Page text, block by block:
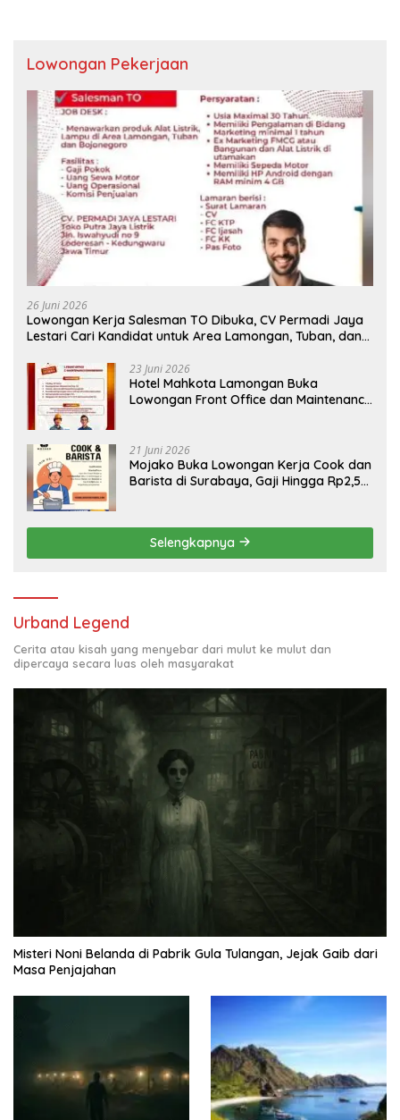
Lowongan Pekerjaan
26 Juni 2026
Lowongan Kerja Salesman TO Dibuka, CV Permadi Jaya
Lestari Cari Kandidat untuk Area Lamongan, Tuban, dan
23 Juni 2026
Hotel Mahkota Lamongan Buka
Lowongan Front Office dan Maintenance
21 Juni 2026
Mojako Buka Lowongan Kerja Cook dan
Barista di Surabaya, Gaji Hingga Rp2,5
Selengkapnya
Urband Legend
Cerita atau kisah yang menyebar dari mulut ke mulut dan
dipercaya secara luas oleh masyarakat
Misteri Noni Belanda di Pabrik Gula Tulangan, Jejak Gaib dari
Masa Penjajahan